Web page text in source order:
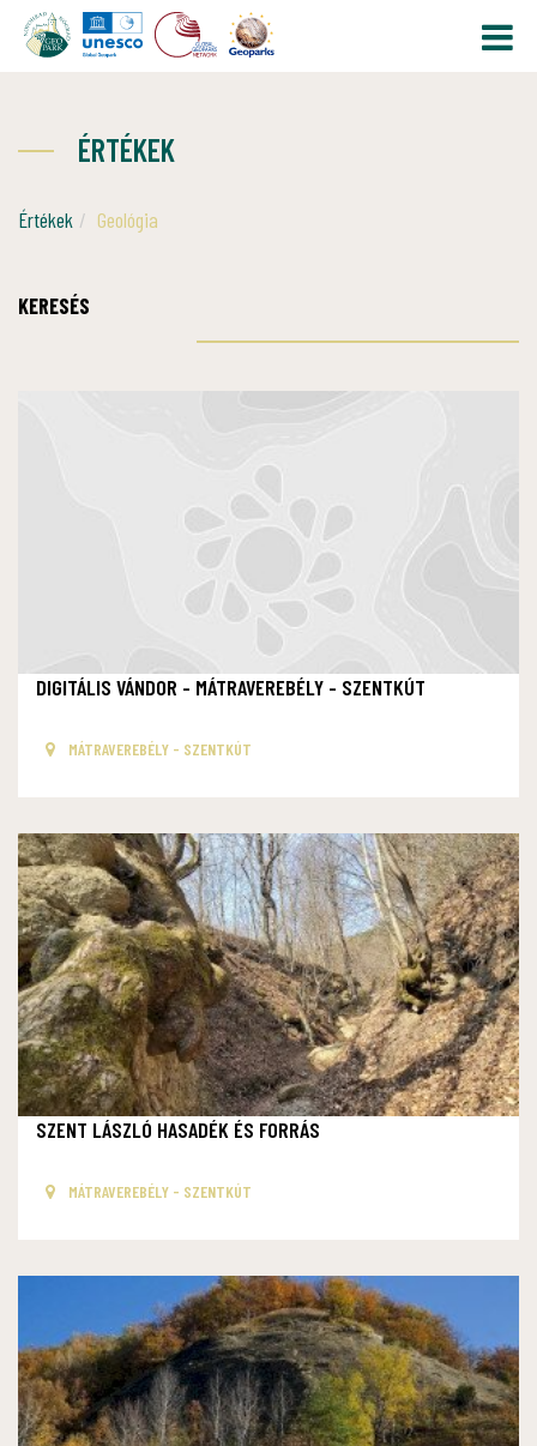
ÉRTÉKEK
Értékek Geológia
KERESÉS
DIGITÁLIS VÁNDOR - MÁTRAVEREBÉLY - SZENTKÚT
MÁTRAVEREBÉLY - SZENTKÚT
SZENT LÁSZLÓ HASADÉK ÉS FORRÁS
MÁTRAVEREBÉLY - SZENTKÚT